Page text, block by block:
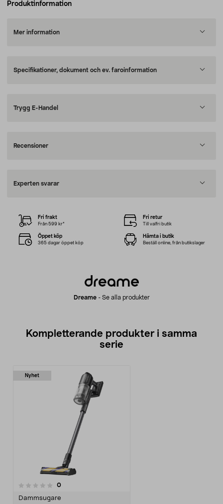
Produktinformation
Mer information
Specifikationer, dokument och ev. faroinformation
Trygg E-Handel
Recensioner
Experten svarar
Dreame- Se alla produkter
Fri frakt
Från 599 kr*
Fri retur
Till valfri butik
Öppet köp
365 dagar öppet köp
Hämta i butik
Beställ online, från butikslager
Kompletterande produkter i samma
serie
Nyhet
0recensioner
Dammsugare